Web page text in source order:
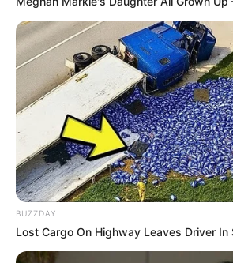
notícias de Paraguaçu Paulista e
Clique aqui para entrar no
BUZZDAY
Lost Cargo On Highway Leaves Driver In